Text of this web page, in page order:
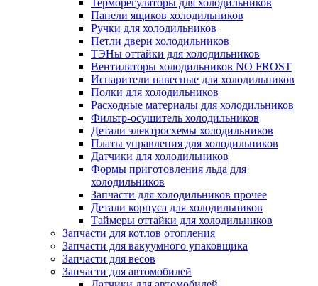
Терморегуляторы для холодильников
Панели ящиков холодильников
Ручки для холодильников
Петли двери холодильников
ТЭНы оттайки для холодильников
Вентиляторы холодильников NO FROST
Испарители навесные для холодильников
Полки для холодильников
Расходные материалы для холодильников
Фильтр-осушитель холодильников
Детали электросхемы холодильников
Платы управления для холодильников
Датчики для холодильников
Формы приготовления льда для
холодильников
Запчасти для холодильников прочее
Детали корпуса для холодильников
Таймеры оттайки для холодильников
Запчасти для котлов отопления
Запчасти для вакуумного упаковщика
Запчасти для весов
Запчасти для автомобилей